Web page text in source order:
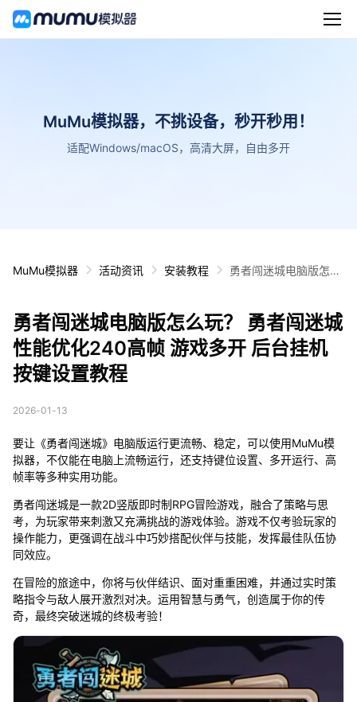
MuMu模拟器，不挑设备，秒开秒用！
适配Windows/macOS，高清大屏，自由多开
MuMu模拟器 活动资讯 安装教程
勇者闯迷城电脑版怎么
后台挂机 按键设置教程
勇者闯迷城电脑版怎么玩？ 勇者闯迷城
性能优化240高帧 游戏多开 后台挂机
按键设置教程
2026-01-13
要让《勇者闯迷城》电脑版运行更流畅、稳定，可以使用MuMu模
拟器，不仅能在电脑上流畅运行，还支持键位设置、多开运行、高
帧率等多种实用功能。
勇者闯迷城是一款2D竖版即时制RPG冒险游戏，融合了策略与思
考，为玩家带来刺激又充满挑战的游戏体验。游戏不仅考验玩家的
操作能力，更强调在战斗中巧妙搭配伙伴与技能，发挥最佳队伍协
同效应。
在冒险的旅途中，你将与伙伴结识、面对重重困难，并通过实时策
略指令与敌人展开激烈对决。运用智慧与勇气，创造属于你的传
奇，最终突破迷城的终极考验！